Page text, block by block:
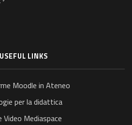
USEFUL LINKS
Moodle in Ateneo
per la didattica
Video Mediaspace